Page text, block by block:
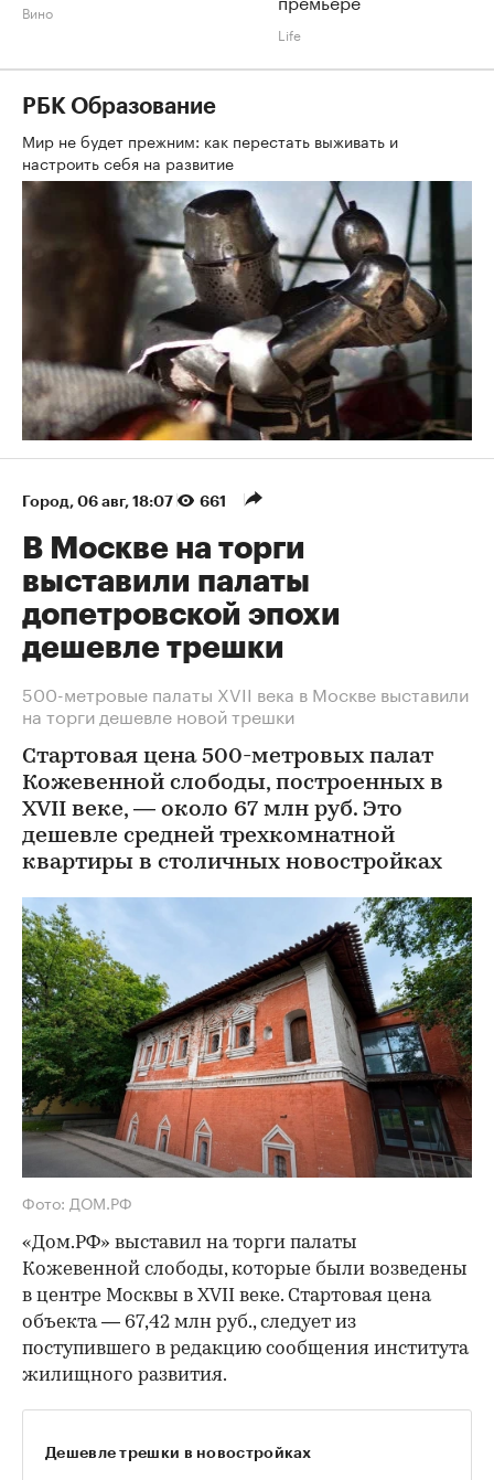
Вино
Life
РБК Образование
Мир не будет прежним: как перестать выживать и
настроить себя на развитие
Город 06 авг, 18:07 661
В Москве на торги
выставили палаты
допетровской эпохи
дешевле трешки
500-метровые палаты XVII века в Москве выставили
на торги дешевле новой трешки
Стартовая цена 500-метровых палат
Кожевенной слободы, построенных в
XVII веке, — около 67 млн руб. Это
дешевле средней трехкомнатной
квартиры в столичных новостройках
Фото: ДОМ.РФ
«Дом.РФ» выставил на торги палаты
Кожевенной слободы, которые были возведены
в центре Москвы в XVII веке. Стартовая цена
объекта — 67,42 млн руб., следует из
поступившего в редакцию сообщения института
жилищного развития.
Дешевле трешки в новостройках